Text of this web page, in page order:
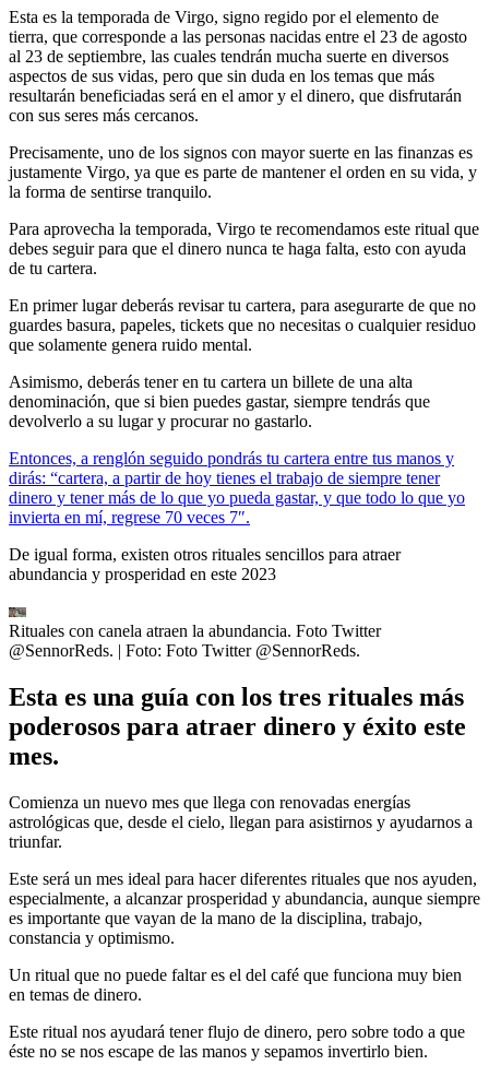
Esta es la temporada de Virgo, signo regido por el elemento de
tierra, que corresponde a las personas nacidas entre el 23 de agosto
al 23 de septiembre, las cuales tendrán mucha suerte en diversos
aspectos de sus vidas, pero que sin duda en los temas que más
resultarán beneficiadas será en el amor y el dinero, que disfrutarán
con sus seres más cercanos.
Precisamente, uno de los signos con mayor suerte en las finanzas es
justamente Virgo, ya que es parte de mantener el orden en su vida, y
la forma de sentirse tranquilo.
Para aprovecha la temporada, Virgo te recomendamos este ritual que
debes seguir para que el dinero nunca te haga falta, esto con ayuda
de tu cartera.
En primer lugar deberás revisar tu cartera, para asegurarte de que no
guardes basura, papeles, tickets que no necesitas o cualquier residuo
que solamente genera ruido mental.
Asimismo, deberás tener en tu cartera un billete de una alta
denominación, que si bien puedes gastar, siempre tendrás que
devolverlo a su lugar y procurar no gastarlo.
Entonces, a renglón seguido pondrás tu cartera entre tus manos y
dirás: “cartera, a partir de hoy tienes el trabajo de siempre tener
dinero y tener más de lo que yo pueda gastar, y que todo lo que yo
invierta en mí, regrese 70 veces 7″.
De igual forma, existen otros rituales sencillos para atraer
abundancia y prosperidad en este 2023
Rituales con canela atraen la abundancia. Foto Twitter
@SennorReds. | Foto: Foto Twitter @SennorReds.
Esta es una guía con los tres rituales más
poderosos para atraer dinero y éxito este
mes.
Comienza un nuevo mes que llega con renovadas energías
astrológicas que, desde el cielo, llegan para asistirnos y ayudarnos a
triunfar.
Este será un mes ideal para hacer diferentes rituales que nos ayuden,
especialmente, a alcanzar prosperidad y abundancia, aunque siempre
es importante que vayan de la mano de la disciplina, trabajo,
constancia y optimismo.
Un ritual que no puede faltar es el del café que funciona muy bien
en temas de dinero.
Este ritual nos ayudará tener flujo de dinero, pero sobre todo a que
éste no se nos escape de las manos y sepamos invertirlo bien.